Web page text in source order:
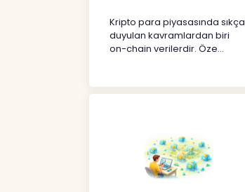
Kripto para piyasasında sıkça
duyulan kavramlardan biri
on-chain verilerdir. Öze...